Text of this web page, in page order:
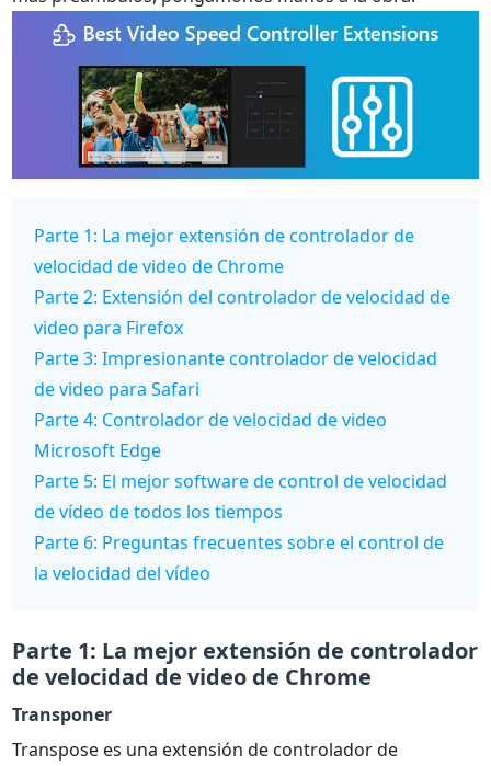
Parte 1: La mejor extensión de controlador de
velocidad de video de Chrome
Parte 2: Extensión del controlador de velocidad de
video para Firefox
Parte 3: Impresionante controlador de velocidad
de video para Safari
Parte 4: Controlador de velocidad de video
Microsoft Edge
Parte 5: El mejor software de control de velocidad
de vídeo de todos los tiempos
Parte 6: Preguntas frecuentes sobre el control de
la velocidad del vídeo
Parte 1: La mejor extensión de controlador
de velocidad de video de Chrome
Transponer
Transpose es una extensión de controlador de